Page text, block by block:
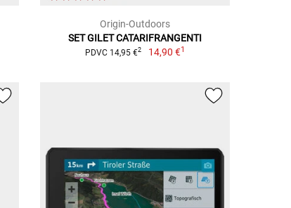
Origin-Outdoors
SET GILET CATARIFRANGENTI
PDVC 14,95 €2 14,90 €1